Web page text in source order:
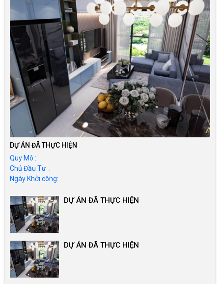
DỰ ÁN ĐÃ THỰC HIỆN
Quy Mô :
Chủ Đầu Tư :
Ngày Khởi công:
DỰ ÁN ĐÃ THỰC HIỆN
DỰ ÁN ĐÃ THỰC HIỆN